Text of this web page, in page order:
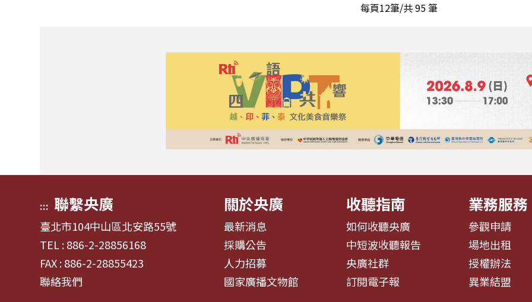
每頁12筆/共95筆
::: 聯繫央廣
臺北市104中山區北安路55號
TEL : 886-2-28856168
FAX : 886-2-28855423
聯絡我們
關於央廣
最新消息
採購公告
人力招募
國家廣播文物館
收聽指南
如何收聽央廣
中短波收聽報告
央廣社群
訂閱電子報
業務服務
參觀申請
場地出租
授權辦法
異業結盟